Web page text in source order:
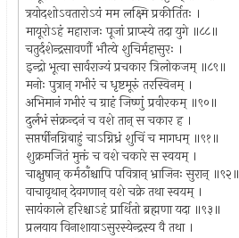
त्रयोदशोऽवतारोऽयं मम लक्ष्मि प्रकीर्तितः ।
मायूरोऽहं महाराजः पूजां प्राप्स्ये तदा युगे ॥८८॥
चतुर्दशेन्द्रसावर्णौ भौत्ये शुचिर्महासुरः ।
इन्द्रो भूत्वा सार्वराज्यं प्रचकार त्रिलोकजम् ॥८९॥
मनोः पुत्रान् गभीरं च धृष्टमूरुं तरस्विनम् ।
अभिमानं गभीरं च ग्राहं जिष्णुं प्रवीरकम् ॥९०॥
दुर्लभं संक्रन्दनं च वशे तान् स चकार ह ।
सप्तर्षीनग्निबाहुं चाऽग्निध्रं शुचिं च मागधम् ॥९१॥
शुक्रमजितं मुक्तं च वशे चकारे स स्वयम् ।
चाक्षुषान् कर्मठाँश्चापि पवित्रान् भ्राजिनः सुरान् ॥९२॥
वाचावृथान् देवगणान् वशे चक्रे तथा स्वयम् ।
सायंकाले हरिश्चाऽहं प्रार्थितो ब्रह्मणा यदा ॥९३॥
प्रलयाय विनाशायाऽसुरस्येन्द्रस्य वै तथा ।